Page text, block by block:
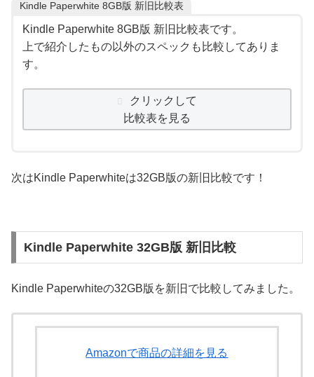
Kindle Paperwhite 8GB版 新旧比較表
Kindle Paperwhite 8GB版 新旧比較表です。
上で紹介したもの以外のスペックも比較してありま
す。
クリックして
比較表を見る
次はKindle Paperwhiteは32GB版の新旧比較です！
Kindle Paperwhite 32GB版 新旧比較
Kindle Paperwhiteの32GB版を新旧で比較してみました。
Amazonで商品の詳細を見る